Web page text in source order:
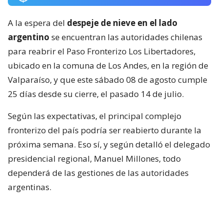
A la espera del despeje de nieve en el lado
argentino se encuentran las autoridades chilenas
para reabrir el Paso Fronterizo Los Libertadores,
ubicado en la comuna de Los Andes, en la región de
Valparaíso, y que este sábado 08 de agosto cumple
25 días desde su cierre, el pasado 14 de julio.
Según las expectativas, el principal complejo
fronterizo del país podría ser reabierto durante la
próxima semana. Eso sí, y según detalló el delegado
presidencial regional, Manuel Millones, todo
dependerá de las gestiones de las autoridades
argentinas.